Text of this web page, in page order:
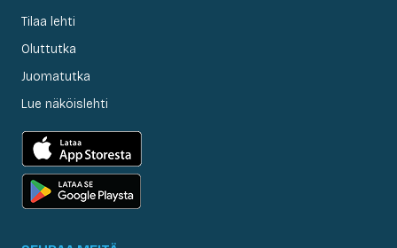
Tilaa lehti
Oluttutka
Juomatutka
Lue näköislehti